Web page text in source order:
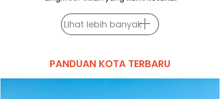
Lihat lebih banyak
PANDUAN KOTA TERBARU